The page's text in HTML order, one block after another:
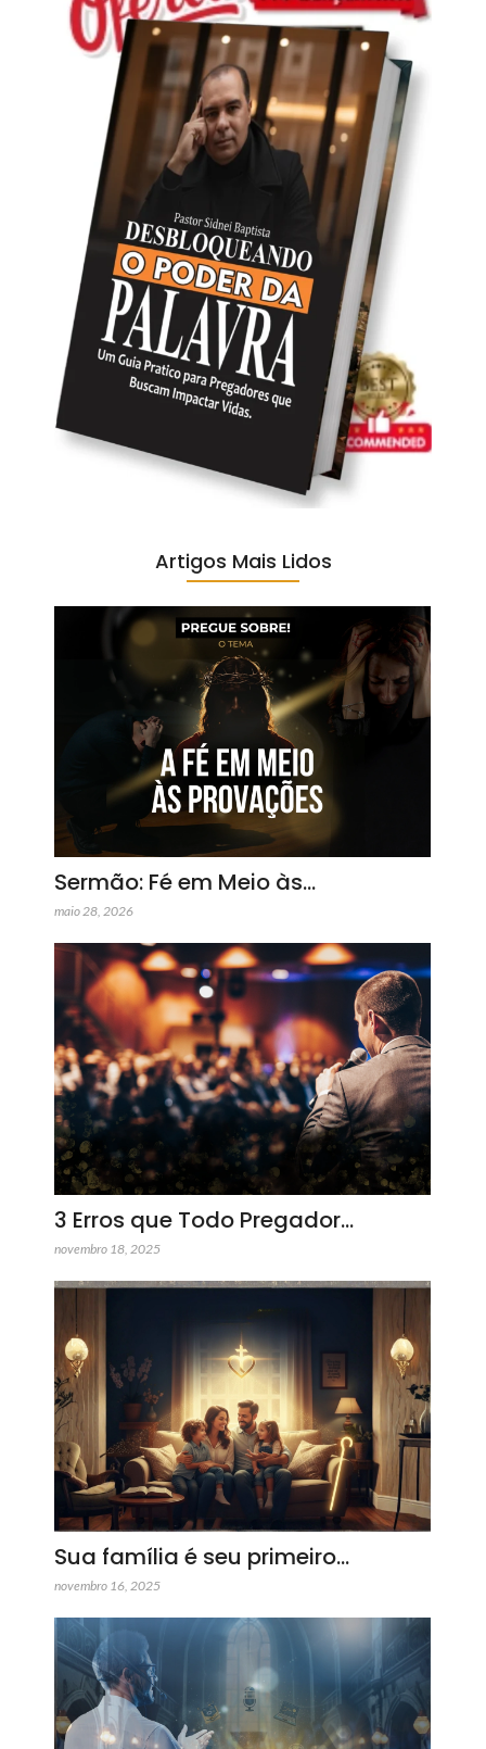
Artigos Mais Lidos
Sermão: Fé em Meio às…
maio 28, 2026
3 Erros que Todo Pregador…
novembro 18, 2025
Sua família é seu primeiro…
novembro 16, 2025